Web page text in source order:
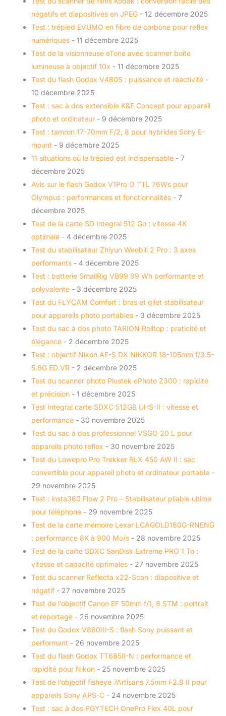
négatifs et diapositives en JPEG - 12 décembre 2025
Test : trépied EVUMO en fibre de carbone pour reflex
numériques - 11 décembre 2025
Test de la visionneuse eTone avec scanner boîte
lumineuse à objectif 10x - 11 décembre 2025
Test du flash Godox V480S : puissance et réactivité -
10 décembre 2025
Test : sac à dos extensible K&F Concept pour appareil
photo et ordinateur - 9 décembre 2025
Test : tamron 17-70mm F/2, 8 pour hybrides Sony E-
mount - 9 décembre 2025
11 situations où le trépied est indispensable - 7
décembre 2025
Avis sur le flash Godox V1Pro O TTL 76Ws pour
Olympus : performances et fonctionnalités - 7
décembre 2025
Test de la carte SD Integral 512 Go : vitesse 4K
optimale - 4 décembre 2025
Test du stabilisateur Zhiyun Weebill 2 Pro : 3 axes
performants - 4 décembre 2025
Test : batterie SmallRig VB99 99 Wh performante et
polyvalente - 3 décembre 2025
Test du FLYCAM Comfort : bras et gilet stabilisateur
pour appareils photo portables - 3 décembre 2025
Test du sac à dos photo TARION Rolltop : praticité et
élégance - 2 décembre 2025
Test : objectif Nikon AF-S DX NIKKOR 18-105mm f/3.5-
5.6G ED VR - 2 décembre 2025
Test du scanner photo Plustek ePhoto Z300 : rapidité
et précision - 1 décembre 2025
Test Integral carte SDXC 512GB UHS-II : vitesse et
performance - 30 novembre 2025
Test du sac à dos professionnel VSGO 20 L pour
appareils photo reflex - 30 novembre 2025
Test du Lowepro Pro Trekker RLX 450 AW II : sac
convertible pour appareil photo et ordinateur portable -
29 novembre 2025
Test : insta360 Flow 2 Pro – Stabilisateur pliable ultime
pour téléphone - 29 novembre 2025
Test de la carte mémoire Lexar LCAGOLD160G-RNENG
: performance 8K à 900 Mo/s - 28 novembre 2025
Test de la carte SDXC SanDisk Extreme PRO 1 To :
vitesse et capacité optimales - 27 novembre 2025
Test du scanner Reflecta x22-Scan : diapositive et
négatif - 27 novembre 2025
Test de l’objectif Canon EF 50mm f/1, 8 STM : portrait
et reportage - 26 novembre 2025
Test du Godox V860III-S : flash Sony puissant et
performant - 26 novembre 2025
Test du flash Godox TT685II-N : performance et
rapidité pour Nikon - 25 novembre 2025
Test de l’objectif fisheye 7Artisans 7.5mm F2.8 II pour
appareils Sony APS-C - 24 novembre 2025
Test : sac à dos PGYTECH OnePro Flex 40L pour